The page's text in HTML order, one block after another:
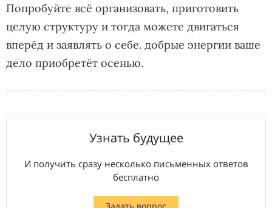
Попробуйте всё организовать, приготовить
целую структуру и тогда можете двигаться
вперёд и заявлять о себе. добрые энергии ваше
дело приобретёт осенью.
Узнать будущее
И получить сразу несколько письменных ответов
бесплатно
Задать вопрос